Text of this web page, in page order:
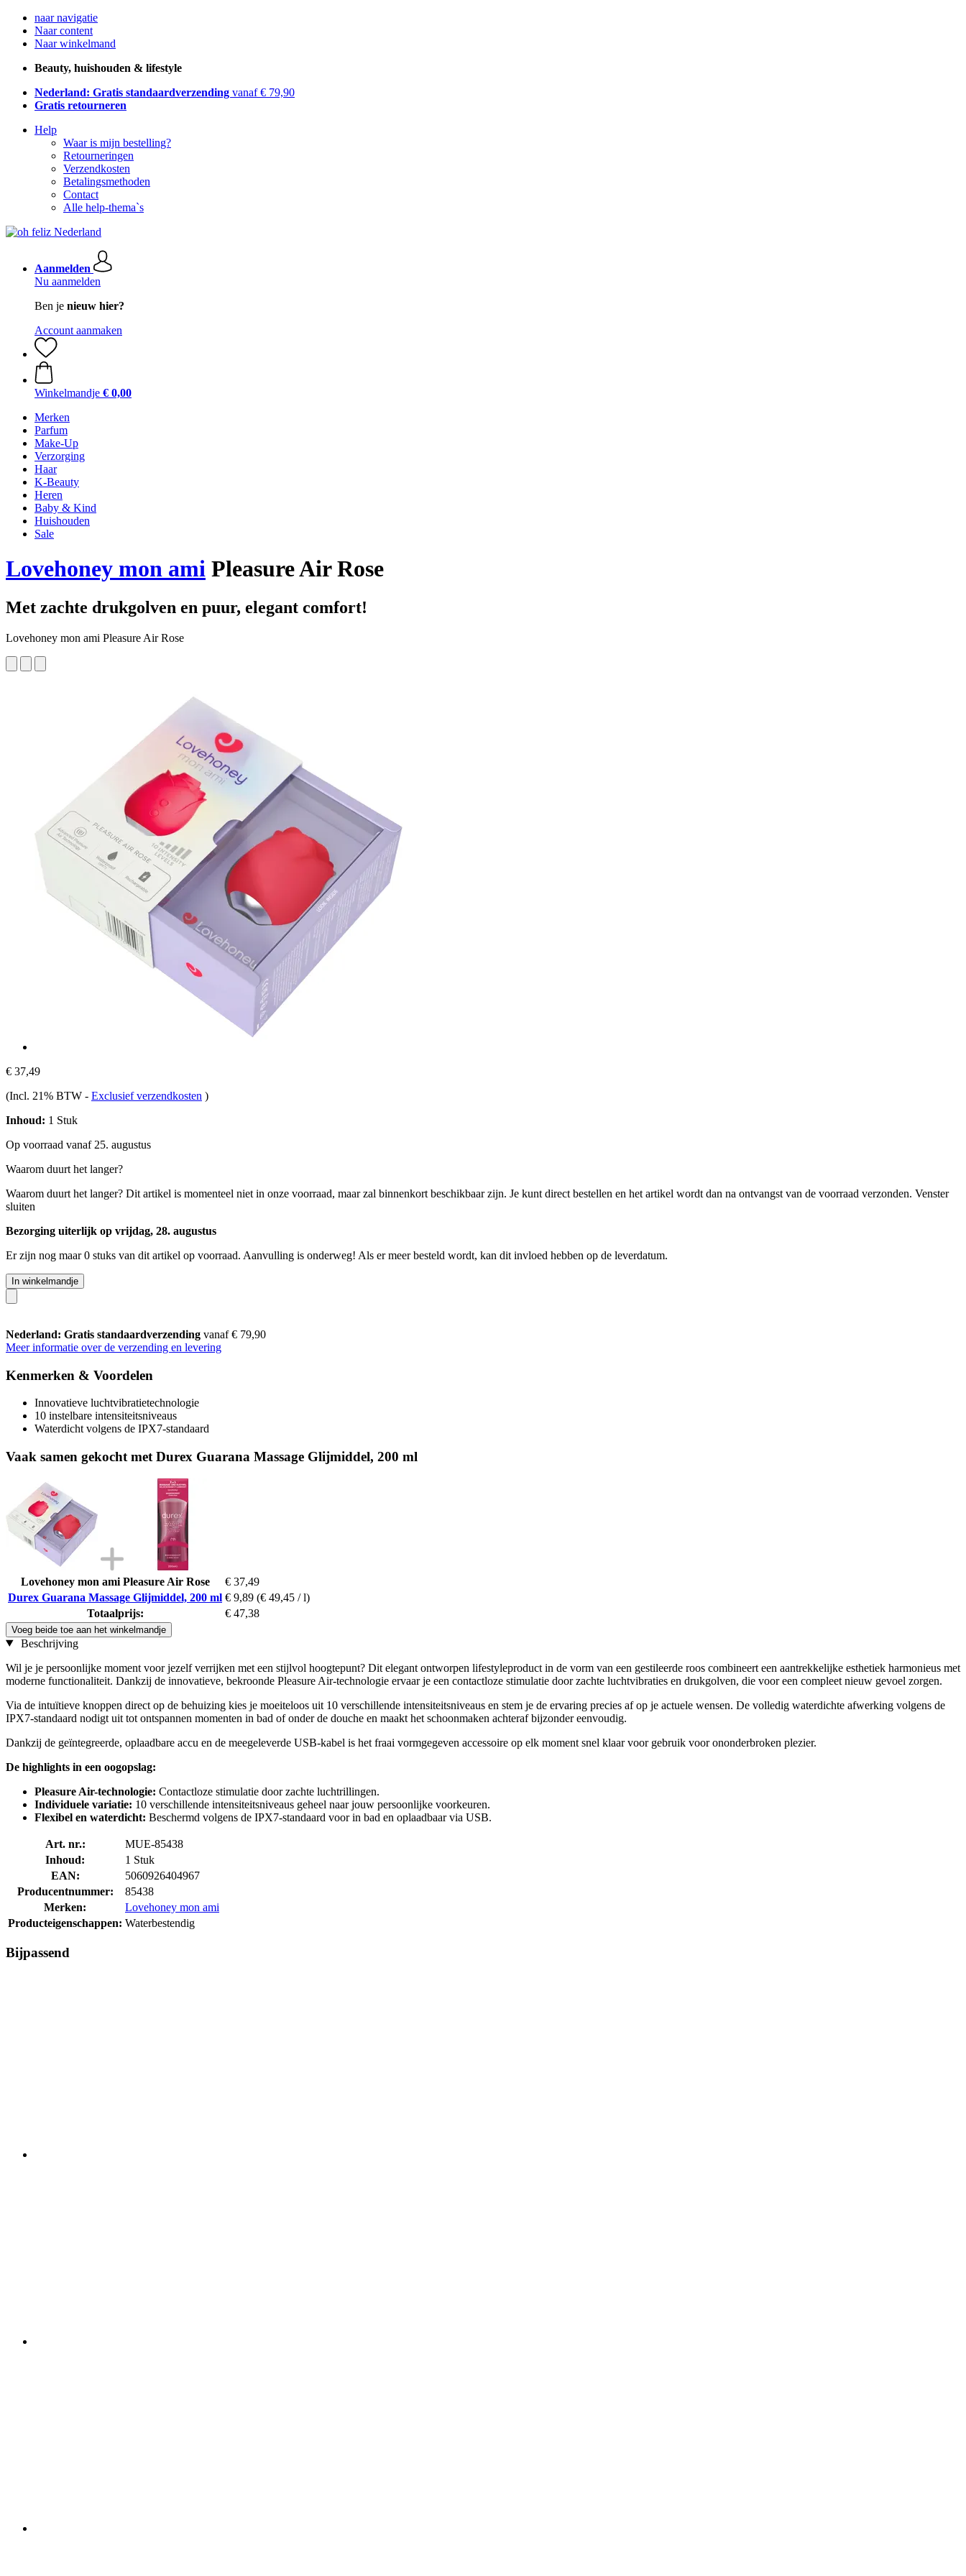
naar navigatie
Naar content
Naar winkelmand
Beauty, huishouden & lifestyle
Nederland: Gratis standaardverzending vanaf € 79,90
Gratis retourneren
Help
Waar is mijn bestelling?
Retourneringen
Verzendkosten
Betalingsmethoden
Contact
Alle help-thema`s
Aanmelden
Nu aanmelden
Ben je nieuw hier?
Account aanmaken
Winkelmandje € 0,00
Merken
Parfum
Make-Up
Verzorging
Haar
K-Beauty
Heren
Baby & Kind
Huishouden
Sale
Lovehoney mon ami Pleasure Air Rose
Met zachte drukgolven en puur, elegant comfort!
Lovehoney mon ami Pleasure Air Rose
€ 37,49
(Incl. 21% BTW - Exclusief verzendkosten )
Inhoud: 1 Stuk
Op voorraad vanaf 25. augustus
Waarom duurt het langer?
Waarom duurt het langer? Dit artikel is momenteel niet in onze voorraad, maar zal binnenkort beschikbaar zijn. Je kunt direct bestellen en het artikel wordt dan na ontvangst van de voorraad verzonden. Venster
sluiten
Bezorging uiterlijk op vrijdag, 28. augustus
Er zijn nog maar 0 stuks van dit artikel op voorraad. Aanvulling is onderweg! Als er meer besteld wordt, kan dit invloed hebben op de leverdatum.
In winkelmandje
Nederland: Gratis standaardverzending vanaf € 79,90
Meer informatie over de verzending en levering
Kenmerken & Voordelen
Innovatieve luchtvibratietechnologie
10 instelbare intensiteitsniveaus
Waterdicht volgens de IPX7-standaard
Vaak samen gekocht met Durex Guarana Massage Glijmiddel, 200 ml
Lovehoney mon ami Pleasure Air Rose
€ 37,49
Durex Guarana Massage Glijmiddel, 200 ml € 9,89 (€ 49,45 / l)
Totaalprijs:
€ 47,38
Voeg beide toe aan het winkelmandje
Beschrijving
Wil je je persoonlijke moment voor jezelf verrijken met een stijlvol hoogtepunt? Dit elegant ontworpen lifestyleproduct in de vorm van een gestileerde roos combineert een aantrekkelijke esthetiek harmonieus met
moderne functionaliteit. Dankzij de innovatieve, bekroonde Pleasure Air-technologie ervaar je een contactloze stimulatie door zachte luchtvibraties en drukgolven, die voor een compleet nieuw gevoel zorgen.
Via de intuïtieve knoppen direct op de behuizing kies je moeiteloos uit 10 verschillende intensiteitsniveaus en stem je de ervaring precies af op je actuele wensen. De volledig waterdichte afwerking volgens de
IPX7-standaard nodigt uit tot ontspannen momenten in bad of onder de douche en maakt het schoonmaken achteraf bijzonder eenvoudig.
Dankzij de geïntegreerde, oplaadbare accu en de meegeleverde USB-kabel is het fraai vormgegeven accessoire op elk moment snel klaar voor gebruik voor ononderbroken plezier.
De highlights in een oogopslag:
Pleasure Air-technologie: Contactloze stimulatie door zachte luchtrillingen.
Individuele variatie: 10 verschillende intensiteitsniveaus geheel naar jouw persoonlijke voorkeuren.
Flexibel en waterdicht: Beschermd volgens de IPX7-standaard voor in bad en oplaadbaar via USB.
Art. nr.:
MUE-85438
Inhoud:
1 Stuk
EAN:
5060926404967
Producentnummer:
85438
Merken:
Lovehoney mon ami
Producteigenschappen: Waterbestendig
Bijpassend